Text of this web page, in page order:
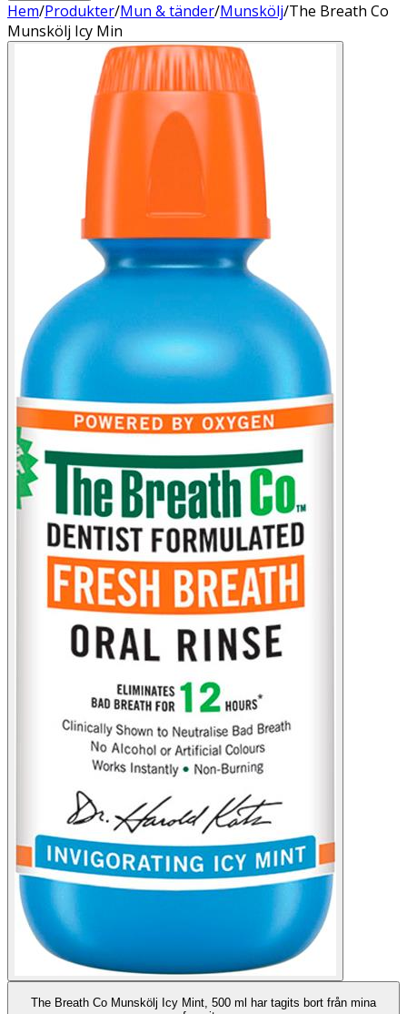
Hem/Produkter/Mun & tänder/Munskölj/The Breath Co
Munskölj Icy Min
The Breath Co Munskölj Icy Mint, 500 ml har tagits bort från mina